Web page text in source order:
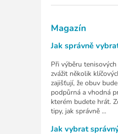
Magazín
Jak správně
Při výběru
zvážit několik
zajišťují, že obuv
podpůrná a vhodná
kterém budete hrát.
tipy, jak správně ...
Jak vybrat